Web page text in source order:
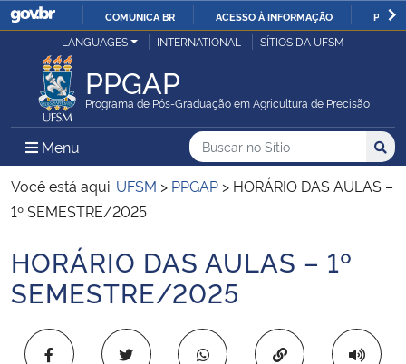
IR
COMUNICA BR ACESSO À INFORMAÇÃO
Ministério da Justiça e Segurança Pública
Ministério da Defesa
Ministério das Relações Exteriores
Ministério da Infraestrutura
LANGUAGES INTERNATIONAL SÍTIOS DA UFSM
PPGAP
Programa de Pós-Graduação em Agricultura de Precisão
Menu Menu Principal do Sítio
Busca
Buscar no no Sítio
Busca:
Você está aqui: UFSM > PPGAP > HORÁRIO DAS AULAS –
1º SEMESTRE/2025
Início do conteúdo
HORÁRIO DAS AULAS – 1º
SEMESTRE/2025
Copiar para área